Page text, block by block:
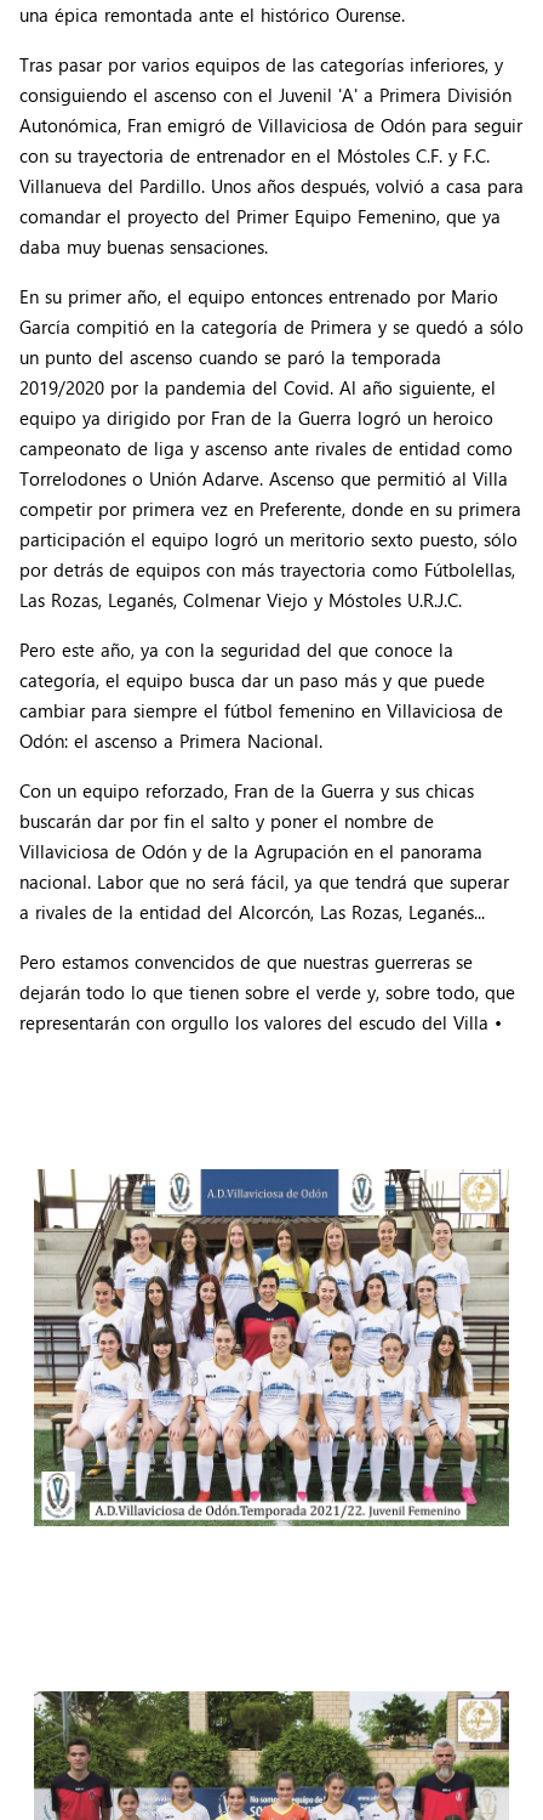
una épica remontada ante el histórico Ourense.
Tras pasar por varios equipos de las categorías inferiores, y
consiguiendo el ascenso con el Juvenil 'A' a Primera División
Autonómica, Fran emigró de Villaviciosa de Odón para seguir
con su trayectoria de entrenador en el Móstoles C.F. y F.C.
Villanueva del Pardillo. Unos años después, volvió a casa para
comandar el proyecto del Primer Equipo Femenino, que ya
daba muy buenas sensaciones.
En su primer año, el equipo entonces entrenado por Mario
García compitió en la categoría de Primera y se quedó a sólo
un punto del ascenso cuando se paró la temporada
2019/2020 por la pandemia del Covid. Al año siguiente, el
equipo ya dirigido por Fran de la Guerra logró un heroico
campeonato de liga y ascenso ante rivales de entidad como
Torrelodones o Unión Adarve. Ascenso que permitió al Villa
competir por primera vez en Preferente, donde en su primera
participación el equipo logró un meritorio sexto puesto, sólo
por detrás de equipos con más trayectoria como Fútbolellas,
Las Rozas, Leganés, Colmenar Viejo y Móstoles U.R.J.C.
Pero este año, ya con la seguridad del que conoce la
categoría, el equipo busca dar un paso más y que puede
cambiar para siempre el fútbol femenino en Villaviciosa de
Odón: el ascenso a Primera Nacional.
Con un equipo reforzado, Fran de la Guerra y sus chicas
buscarán dar por fin el salto y poner el nombre de
Villaviciosa de Odón y de la Agrupación en el panorama
nacional. Labor que no será fácil, ya que tendrá que superar
a rivales de la entidad del Alcorcón, Las Rozas, Leganés...
Pero estamos convencidos de que nuestras guerreras se
dejarán todo lo que tienen sobre el verde y, sobre todo, que
representarán con orgullo los valores del escudo del Villa •